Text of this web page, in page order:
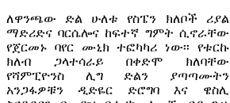
ለዋንጫው ድል ሁለቱ የስፔን ክለቦች ሪያል
ማድሪድና ባርሴሎና ከፍተኛ ግምት ሲኖራቸው
የጀርመኑ ባየር ሙኒክ ተፎካካሪ ነው፡፡ የቱርኩ
ክለብ ጋላተሳራይ በቀድሞ ክለባቸው
የሻምፒዮንስ ሊግ ድልን ያጣጣሙትን
አንጋፋዎቹን ዲድዬር ድሮግባ እና ዌስሊ